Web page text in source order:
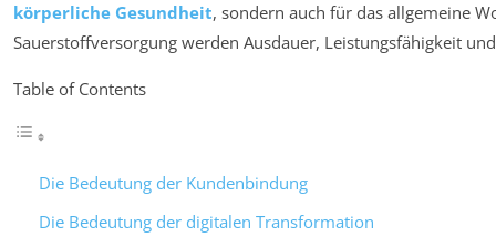
körperliche Gesundheit, sondern auch für das allgemeine
Sauerstoffversorgung werden Ausdauer, Leistungsfähigkeit
Table of Contents
Die Bedeutung der Kundenbindung
Die Bedeutung der digitalen Transformation